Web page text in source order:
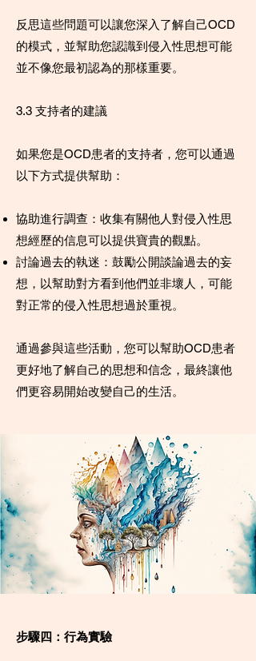
反思這些問題可以讓您深入了解自己OCD
的模式，並幫助您認識到侵入性思想可能
並不像您最初認為的那樣重要。
3.3 支持者的建議
如果您是OCD患者的支持者，您可以通過
以下方式提供幫助：
協助進行調查：收集有關他人對侵入性思
想經歷的信息可以提供寶貴的觀點。
討論過去的執迷：鼓勵公開談論過去的妄
想，以幫助對方看到他們並非壞人，可能
對正常的侵入性思想過於重視。
通過參與這些活動，您可以幫助OCD患者
更好地了解自己的思想和信念，最終讓他
們更容易開始改變自己的生活。
步驟四：行為實驗